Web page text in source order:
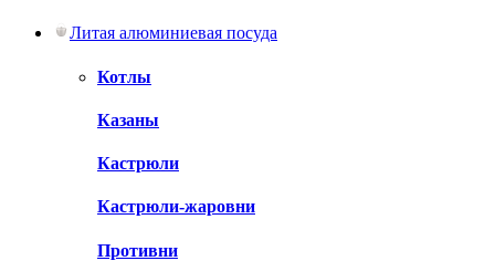
Литая алюминиевая посуда
Котлы
Казаны
Кастрюли
Кастрюли-жаровни
Противни